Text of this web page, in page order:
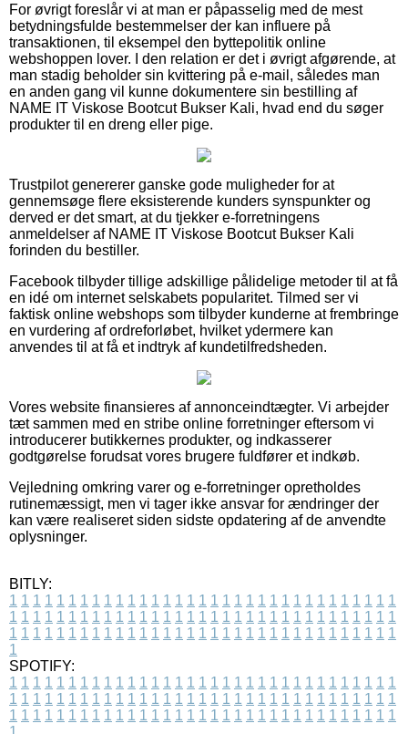
For øvrigt foreslår vi at man er påpasselig med de mest
betydningsfulde bestemmelser der kan influere på
transaktionen, til eksempel den byttepolitik online
webshoppen lover. I den relation er det i øvrigt afgørende, at
man stadig beholder sin kvittering på e-mail, således man
en anden gang vil kunne dokumentere sin bestilling af
NAME IT Viskose Bootcut Bukser Kali, hvad end du søger
produkter til en dreng eller pige.
Trustpilot genererer ganske gode muligheder for at
gennemsøge flere eksisterende kunders synspunkter og
derved er det smart, at du tjekker e-forretningens
anmeldelser af NAME IT Viskose Bootcut Bukser Kali
forinden du bestiller.
Facebook tilbyder tillige adskillige pålidelige metoder til at få
en idé om internet selskabets popularitet. Tilmed ser vi
faktisk online webshops som tilbyder kunderne at frembringe
en vurdering af ordreforløbet, hvilket ydermere kan
anvendes til at få et indtryk af kundetilfredsheden.
Vores website finansieres af annonceindtægter. Vi arbejder
tæt sammen med en stribe online forretninger eftersom vi
introducerer butikkernes produkter, og indkasserer
godtgørelse forudsat vores brugere fuldfører et indkøb.
Vejledning omkring varer og e-forretninger opretholdes
rutinemæssigt, men vi tager ikke ansvar for ændringer der
kan være realiseret siden sidste opdatering af de anvendte
oplysninger.
BITLY:
1 1 1 1 1 1 1 1 1 1 1 1 1 1 1 1 1 1 1 1 1 1 1 1 1 1 1 1 1 1 1 1 1
1 1 1 1 1 1 1 1 1 1 1 1 1 1 1 1 1 1 1 1 1 1 1 1 1 1 1 1 1 1 1 1 1
1 1 1 1 1 1 1 1 1 1 1 1 1 1 1 1 1 1 1 1 1 1 1 1 1 1 1 1 1 1 1 1 1
1
SPOTIFY:
1 1 1 1 1 1 1 1 1 1 1 1 1 1 1 1 1 1 1 1 1 1 1 1 1 1 1 1 1 1 1 1 1
1 1 1 1 1 1 1 1 1 1 1 1 1 1 1 1 1 1 1 1 1 1 1 1 1 1 1 1 1 1 1 1 1
1 1 1 1 1 1 1 1 1 1 1 1 1 1 1 1 1 1 1 1 1 1 1 1 1 1 1 1 1 1 1 1 1